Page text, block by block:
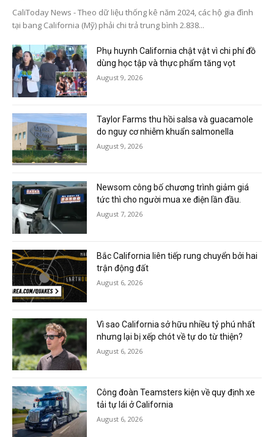
CaliToday News - Theo dữ liệu thống kê năm 2024, các hộ gia đình
tại bang California (Mỹ) phải chi trả trung bình 2.838...
Phụ huynh California chật vật vì chi phí đồ
dùng học tập và thực phẩm tăng vọt
August 9, 2026
Taylor Farms thu hồi salsa và guacamole
do nguy cơ nhiễm khuẩn salmonella
August 9, 2026
Newsom công bố chương trình giảm giá
tức thì cho người mua xe điện lần đầu.
August 7, 2026
Bắc California liên tiếp rung chuyển bởi hai
trận động đất
August 6, 2026
Vì sao California sở hữu nhiều tỷ phú nhất
nhưng lại bị xếp chót về tự do từ thiện?
August 6, 2026
Công đoàn Teamsters kiện về quy định xe
tải tự lái ở California
August 6, 2026